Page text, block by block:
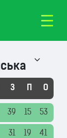
З О
39 15 53
31 19 41